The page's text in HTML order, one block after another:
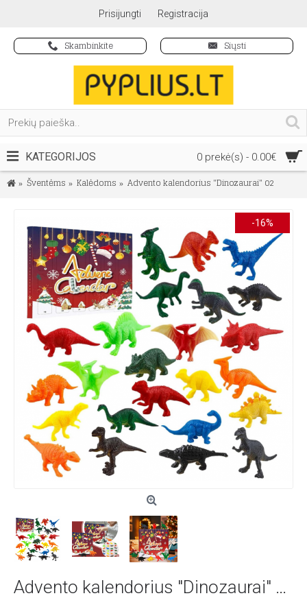
Prisijungti Registracija
Skambinkite Siųsti
0 prekė(s) - 0.00€
KATEGORIJOS
Šventėms Kalėdoms Advento kalendorius "Dinozaurai" 02
-16%
Advento kalendorius "Dinozaurai" 02